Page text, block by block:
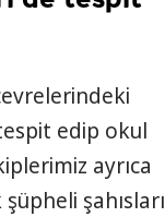
edip okul
ayrıca
şahısları